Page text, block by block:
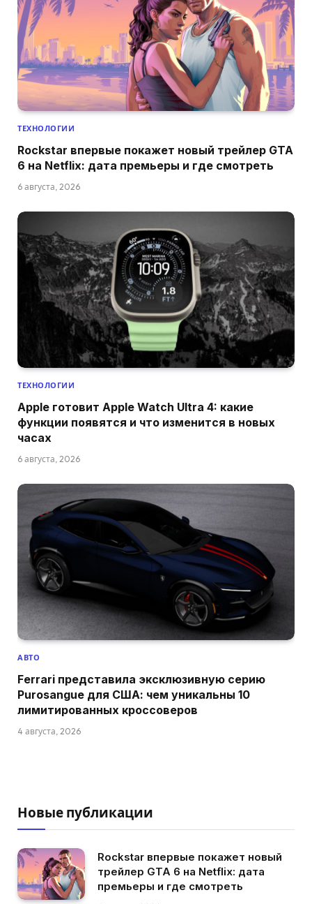
ТЕХНОЛОГИИ
Rockstar впервые покажет новый трейлер GTA
6 на Netflix: дата премьеры и где смотреть
6 августа, 2026
ТЕХНОЛОГИИ
Apple готовит Apple Watch Ultra 4: какие
функции появятся и что изменится в новых
часах
6 августа, 2026
АВТО
Ferrari представила эксклюзивную серию
Purosangue для США: чем уникальны 10
лимитированных кроссоверов
4 августа, 2026
Новые публикации
Rockstar впервые покажет новый
трейлер GTA 6 на Netflix: дата
премьеры и где смотреть